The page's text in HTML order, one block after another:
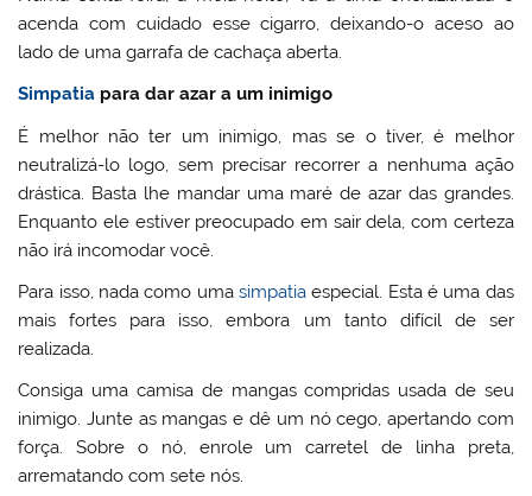
acenda com cuidado esse cigarro, deixando-o aceso ao
lado de uma garrafa de cachaça aberta.
Simpatia para dar azar a um inimigo
É melhor não ter um inimigo, mas se o tiver, é melhor
neutralizá-lo logo, sem precisar recorrer a nenhuma ação
drástica. Basta lhe mandar uma maré de azar das grandes.
Enquanto ele estiver preocupado em sair dela, com certeza
não irá incomodar você.
Para isso, nada como uma simpatia especial. Esta é uma das
mais fortes para isso, embora um tanto difícil de ser
realizada.
Consiga uma camisa de mangas compridas usada de seu
inimigo. Junte as mangas e dê um nó cego, apertando com
força. Sobre o nó, enrole um carretel de linha preta,
arrematando com sete nós.